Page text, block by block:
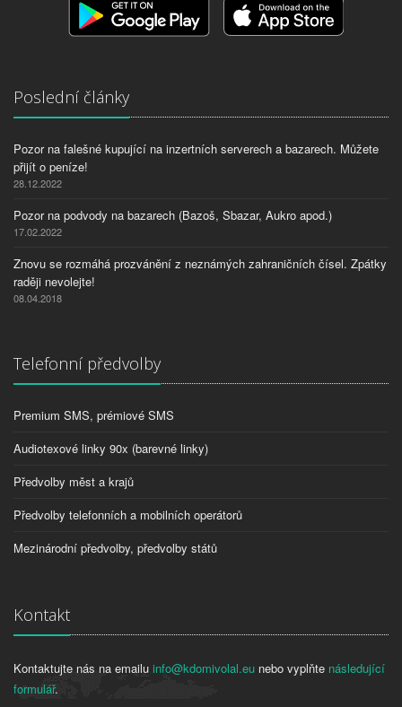
Poslední články
Pozor na falešné kupující na inzertních serverech a bazarech. Můžete
přijít o peníze!
28.12.2022
Pozor na podvody na bazarech (Bazoš, Sbazar, Aukro apod.)
17.02.2022
Znovu se rozmáhá prozvánění z neznámých zahraničních čísel. Zpátky
raději nevolejte!
08.04.2018
Telefonní předvolby
Premium SMS, prémiové SMS
Audiotexové linky 90x (barevné linky)
Předvolby měst a krajů
Předvolby telefonních a mobilních operátorů
Mezinárodní předvolby, předvolby států
Kontakt
Kontaktujte nás na emailu info@kdomivolal.eu nebo vyplňte následující
formulář.